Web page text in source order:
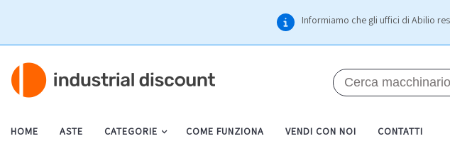
Informiamo che gli uffici di Abilio
HOME ASTE CATEGORIE COME FUNZIONA VENDI CON NOI CONTATTI